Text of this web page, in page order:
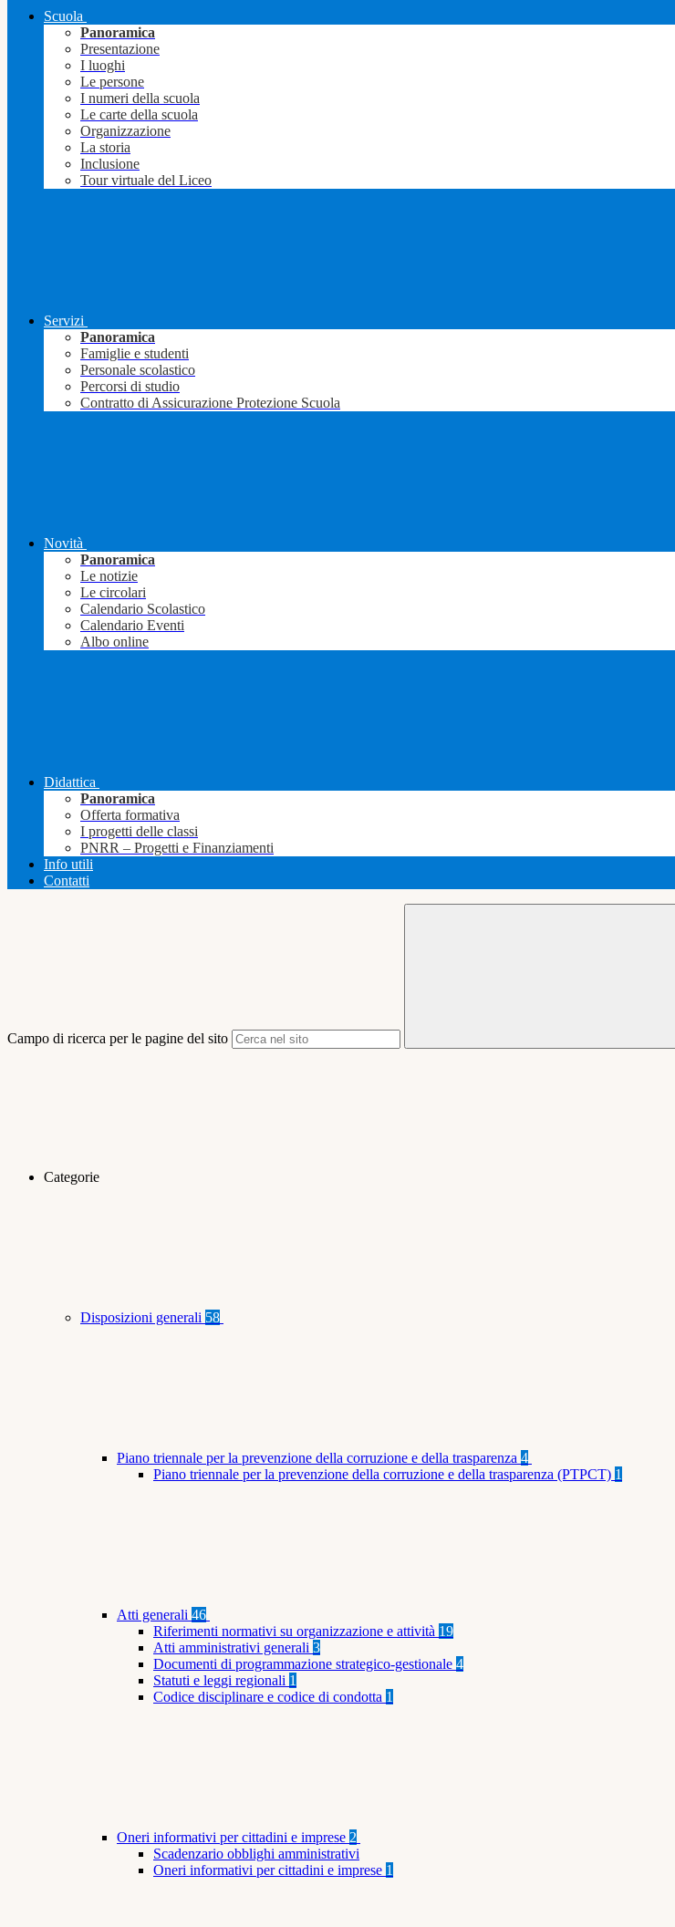
Scuola
Panoramica
Presentazione
I luoghi
Le persone
I numeri della scuola
Le carte della scuola
Organizzazione
La storia
Inclusione
Tour virtuale del Liceo
Servizi
Panoramica
Famiglie e studenti
Personale scolastico
Percorsi di studio
Contratto di Assicurazione Protezione Scuola
Novità
Panoramica
Le notizie
Le circolari
Calendario Scolastico
Calendario Eventi
Albo online
Didattica
Panoramica
Offerta formativa
I progetti delle classi
PNRR – Progetti e Finanziamenti
Info utili
Contatti
Campo di ricerca per le pagine del sito
Categorie
Disposizioni generali 58
Piano triennale per la prevenzione della corruzione e della trasparenza 4
Piano triennale per la prevenzione della corruzione e della trasparenza (PTPCT) 1
Atti generali 46
Riferimenti normativi su organizzazione e attività 19
Atti amministrativi generali 3
Documenti di programmazione strategico-gestionale 4
Statuti e leggi regionali 1
Codice disciplinare e codice di condotta 1
Oneri informativi per cittadini e imprese 2
Scadenzario obblighi amministrativi
Oneri informativi per cittadini e imprese 1